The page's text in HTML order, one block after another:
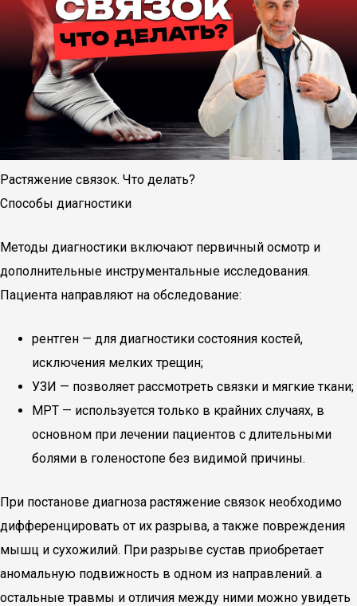
Растяжение связок. Что делать?
Способы диагностики
Методы диагностики включают первичный осмотр и
дополнительные инструментальные исследования.
Пациента направляют на обследование:
рентген — для диагностики состояния костей,
исключения мелких трещин;
УЗИ — позволяет рассмотреть связки и мягкие ткани;
МРТ — используется только в крайних случаях, в
основном при лечении пациентов с длительными
болями в голеностопе без видимой причины.
При постанове диагноза растяжение связок необходимо
дифференцировать от их разрыва, а также повреждения
мышц и сухожилий. При разрыве сустав приобретает
аномальную подвижность в одном из направлений. а
остальные травмы и отличия между ними можно увидеть